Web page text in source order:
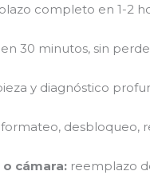
completo en 1-2
en 30 minutos, sin
y diagnóstico
formateo, desbloqueo,
cámara: reemplazo